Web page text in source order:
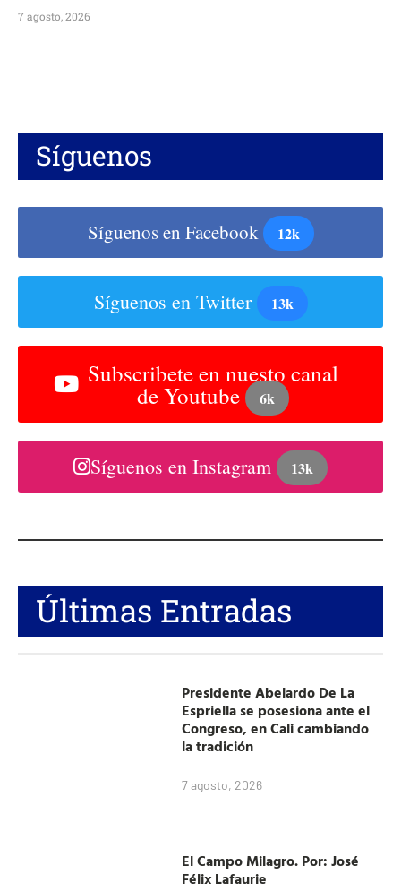
7 agosto, 2026
Síguenos
Síguenos en Facebook 12k
Síguenos en Twitter 13k
Subscribete en nuesto canal
de Youtube 6k
Síguenos en Instagram 13k
Últimas Entradas
Presidente Abelardo De La
Espriella se posesiona ante el
Congreso, en Cali cambiando
la tradición
7 agosto, 2026
El Campo Milagro. Por: José
Félix Lafaurie